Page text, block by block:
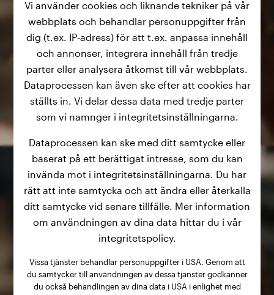
Vi använder cookies och liknande tekniker på vår
webbplats och behandlar personuppgifter från
dig (t.ex. IP-adress) för att t.ex. anpassa innehåll
och annonser, integrera innehåll från tredje
parter eller analysera åtkomst till vår webbplats.
Dataprocessen kan även ske efter att cookies har
ställts in. Vi delar dessa data med tredje parter
som vi namnger i integritetsinställningarna.
Dataprocessen kan ske med ditt samtycke eller
baserat på ett berättigat intresse, som du kan
invända mot i integritetsinställningarna. Du har
rätt att inte samtycka och att ändra eller återkalla
ditt samtycke vid senare tillfälle. Mer information
om användningen av dina data hittar du i vår
integritetspolicy.
Vissa tjänster behandlar personuppgifter i USA. Genom att
du samtycker till användningen av dessa tjänster godkänner
du också behandlingen av dina data i USA i enlighet med